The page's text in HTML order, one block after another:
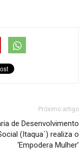
Próximo artigo
de Desenvolvimento
(Itaqua´) realiza o
‘Empodera Mulher’